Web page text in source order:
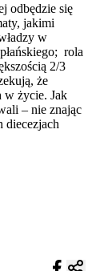
odbędzie się
jakimi
w
rola
2/3
że
w życie. Jak
– nie znając
diecezjach